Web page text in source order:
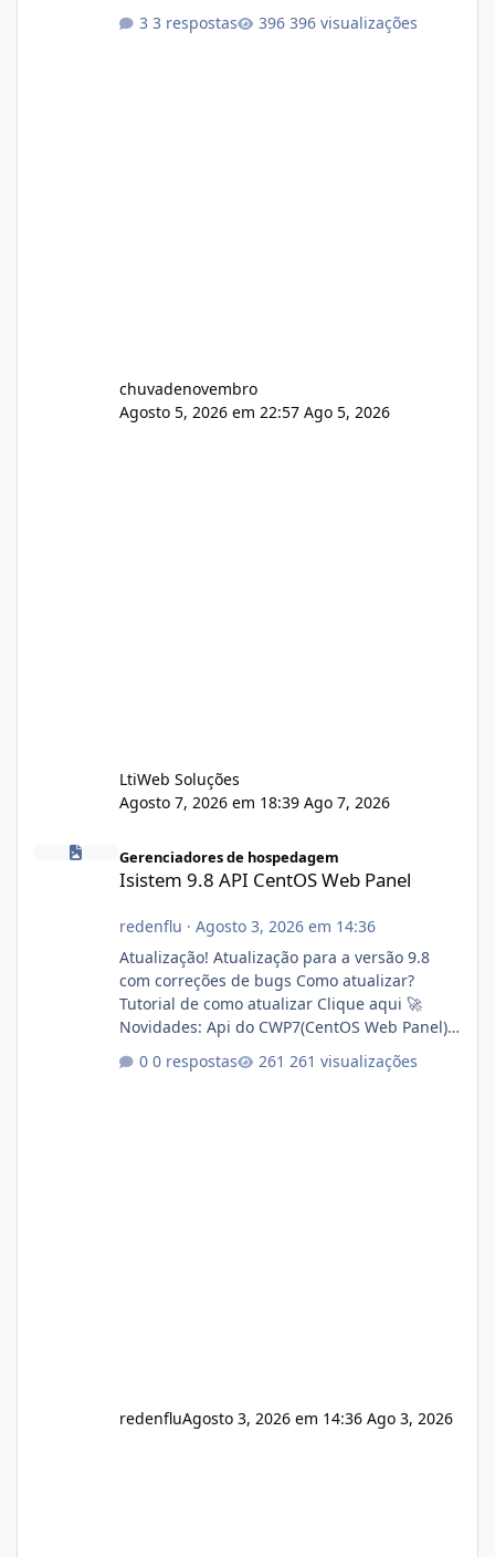
3 respostas 396 visualizações
chuvadenovembro
Agosto 5, 2026 em 22:57 Ago 5, 2026
LtiWeb Soluções
Agosto 7, 2026 em 18:39 Ago 7, 2026
Isistem 9.8 API CentOS Web Panel
Gerenciadores de hospedagem
Isistem 9.8 API CentOS Web Panel
redenflu · Agosto 3, 2026 em 14:36
Atualização! Atualização para a versão 9.8
com correções de bugs Como atualizar?
Tutorial de como atualizar Clique aqui 🚀
Novidades: Api do CWP7(CentOS Web Panel)
Link publico para consulta de sub.dominio
autorizado a usasr o isistem:
0 respostas 261 visualizações
redenfluAgosto 3, 2026 em 14:36 Ago 3, 2026